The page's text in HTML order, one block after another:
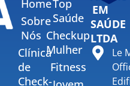
Home
Sobre
Nós
Clínica
de
Check-
Top
Saúde
Checkup
Mulher
Fitness
EM
SAÚDE
LTDA
Le